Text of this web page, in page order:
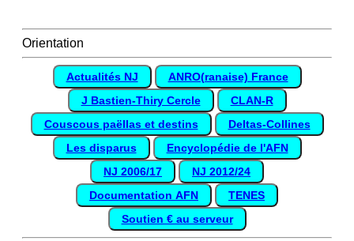
Orientation
Actualités NJ
ANRO(ranaise) France
J Bastien-Thiry Cercle
CLAN-R
Couscous paëllas et destins
Deltas-Collines
Les disparus
Encyclopédie de l'AFN
NJ 2006/17
NJ 2012/24
Documentation AFN
TENES
Soutien € au serveur